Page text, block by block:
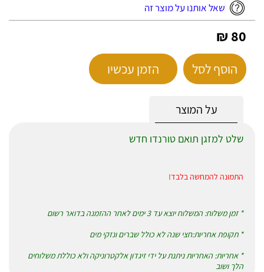
שאל אותנו על מוצר זה
80 ₪
הוסף לסל הזמן עכשיו
על המוצר
שלט למזגן תואם טורנדו חדש
התמונה להמחשה בלבד!
* זמן משלוח: המשלוח יוצא עד 3 ימים לאחר ההזמנה בדואר רשום
* תקופת אחריות:חצי שנה לא כולל שברים ונזקי מים
* אחריות: האחריות ניתנת על ידי זיגדון אלקטרוניקה ולא כוללת משלוחים
הלך ושוב